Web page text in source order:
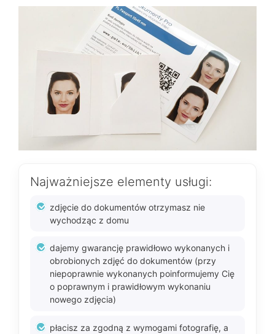
Najważniejsze elementy usługi:
zdjęcie do dokumentów otrzymasz nie
wychodząc z domu
dajemy gwarancję prawidłowo wykonanych i
obrobionych zdjęć do dokumentów (przy
niepoprawnie wykonanych poinformujemy Cię
o poprawnym i prawidłowym wykonaniu
nowego zdjęcia)
płacisz za zgodną z wymogami fotografię, a